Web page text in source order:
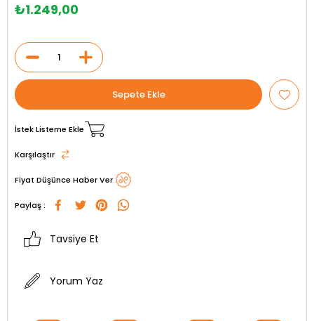
₺1.249,00
İstek Listeme Ekle
Karşılaştır
Fiyat Düşünce Haber Ver
Paylaş :
Tavsiye Et
Yorum Yaz